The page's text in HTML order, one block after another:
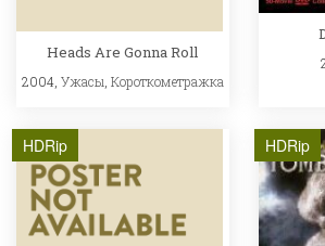
Heads Are Gonna Roll
2004, Ужасы Короткометражка
HDRip HDRip